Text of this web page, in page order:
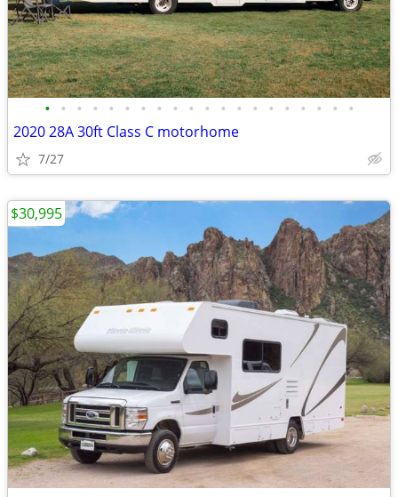
• • • • • • • • • • • • • • • • • • • •
2020 28A 30ft Class C motorhome
7/27
$30,995